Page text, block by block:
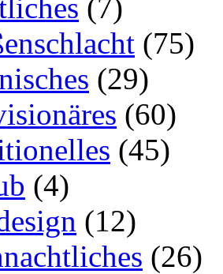
(7)
(75)
(29)
(60)
(45)
(4)
(12)
(26)